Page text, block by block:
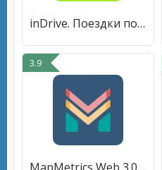
inDrive. Поездки по вашей цене
3.9